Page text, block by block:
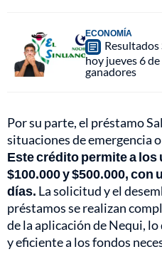
ECONOMÍA
hoy jueves 6
ganadores
Por su parte, el préstamo
situaciones de emergencia
Este crédito permite a
$100.000 y $500.000, con
días. La solicitud y el
préstamos se realizan
de la aplicación de Nequi,
y eficiente a los fondos